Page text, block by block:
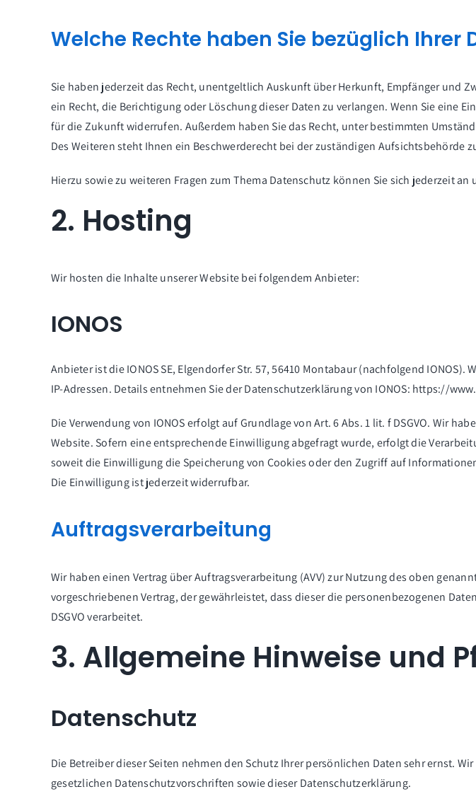
Welche Rechte haben Sie bezüglich Ihrer
Sie haben jederzeit das Recht, unentgeltlich Auskunft über Herkunft, Empfänger und
ein Recht, die Berichtigung oder Löschung dieser Daten zu verlangen. Wenn Sie
für die Zukunft widerrufen. Außerdem haben Sie das Recht, unter bestimmten
Des Weiteren steht Ihnen ein Beschwerderecht bei der zuständigen Aufsichtsbehörde
Hierzu sowie zu weiteren Fragen zum Thema Datenschutz können Sie sich jederzeit an
2. Hosting
Wir hosten die Inhalte unserer Website bei folgendem Anbieter:
IONOS
Anbieter ist die IONOS SE, Elgendorfer Str. 57, 56410 Montabaur (nachfolgend
IP-Adressen. Details entnehmen Sie der Datenschutzerklärung von IONOS: https://
Die Verwendung von IONOS erfolgt auf Grundlage von Art. 6 Abs. 1 lit. f DSGVO. Wir
Website. Sofern eine entsprechende Einwilligung abgefragt wurde, erfolgt die
soweit die Einwilligung die Speicherung von Cookies oder den Zugriff auf
Die Einwilligung ist jederzeit widerrufbar.
Auftragsverarbeitung
Wir haben einen Vertrag über Auftragsverarbeitung (AVV) zur Nutzung des oben
vorgeschriebenen Vertrag, der gewährleistet, dass dieser die personenbezogenen
DSGVO verarbeitet.
3. Allgemeine Hinweise und
Datenschutz
Die Betreiber dieser Seiten nehmen den Schutz Ihrer persönlichen Daten sehr ernst.
gesetzlichen Datenschutzvorschriften sowie dieser Datenschutzerklärung.